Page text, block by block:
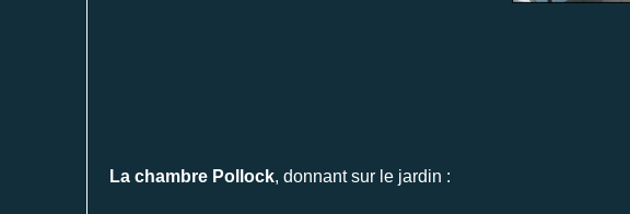
La chambre Pollock, donnant sur le jardin :